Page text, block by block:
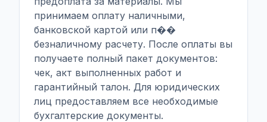
принимаем оплату наличными,
банковской картой или п��
безналичному расчету. После оплаты вы
получаете полный пакет документов:
чек, акт выполненных работ и
гарантийный талон. Для юридических
лиц предоставляем все необходимые
бухгалтерские документы.